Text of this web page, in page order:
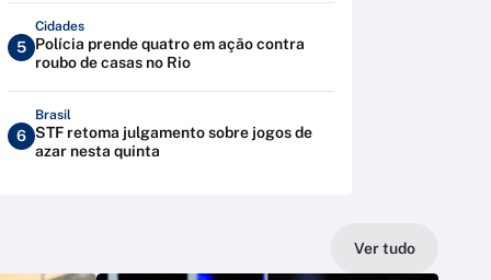
5
Cidades
Polícia prende quatro em ação contra
roubo de casas no Rio
6
Brasil
STF retoma julgamento sobre jogos de
azar nesta quinta
Ver tudo